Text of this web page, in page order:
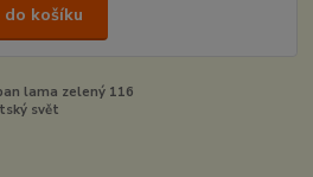
košíku
lama zelený 116
svět